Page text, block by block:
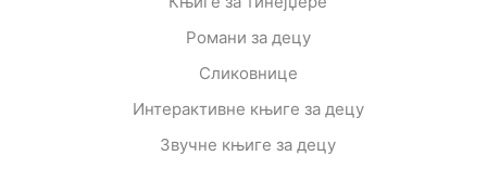
Романи за децу
Сликовнице
Интерактивне књиге за децу
Звучне књиге за децу